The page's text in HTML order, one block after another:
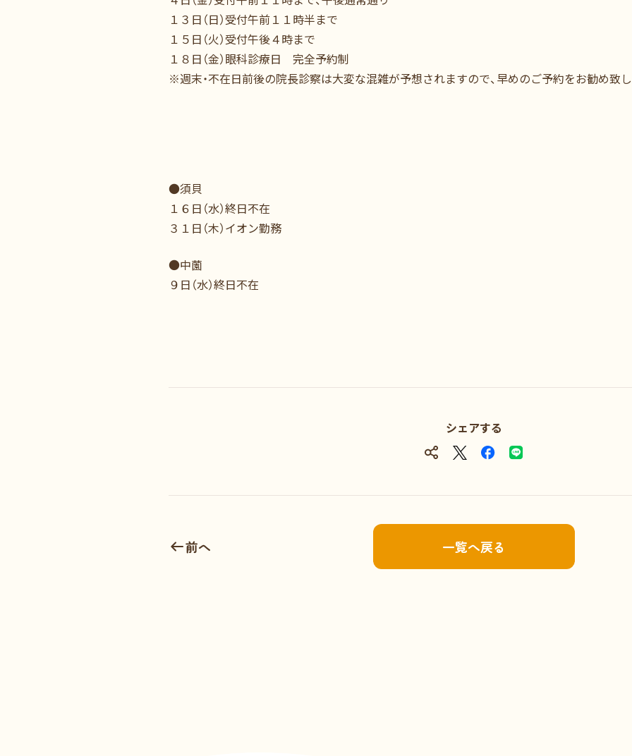
１３日（日）受付午前１１時半まで
１５日（火）受付午後４時まで
１８日（金）眼科診療日 完全予約制
※週末・不在日前後の院長診察は大変な混雑が予想されますので、早めのご予約をお勧め致
●須貝
１６日（水）終日不在
３１日（木）イオン勤務
●中薗
９日（水）終日不在
シェアする
前へ 一覧へ戻る